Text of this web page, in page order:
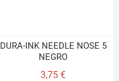
DURA-INK NEEDLE NOSE 5
NEGRO
3,75€